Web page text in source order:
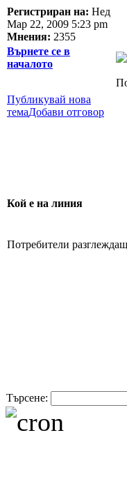
Регистриран на: Нед
Мар 22, 2009 5:23 pm
Мнения: 2355
Върнете се в
началото
Публикувай нова
темаДобави отговор
Кой е на линия
Потребители
Търсене: